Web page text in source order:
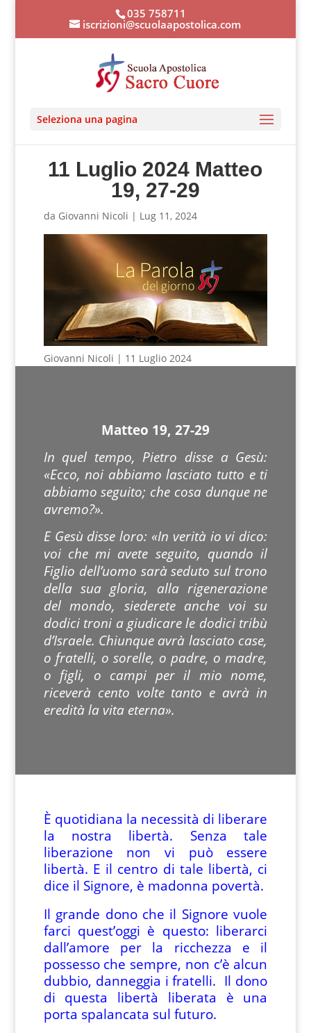
035 758711
iscrizioni@scuolaapostolica.com
Seleziona una pagina
11 Luglio 2024 Matteo
19, 27-29
da Giovanni Nicoli | Lug 11, 2024
Giovanni Nicoli | 11 Luglio 2024
Matteo 19, 27-29
In quel tempo, Pietro disse a Gesù:
«Ecco, noi abbiamo lasciato tutto e ti
abbiamo seguito; che cosa dunque ne
avremo?».
E Gesù disse loro: «In verità io vi dico:
voi che mi avete seguito, quando il
Figlio dell’uomo sarà seduto sul trono
della sua gloria, alla rigenerazione
del mondo, siederete anche voi su
dodici troni a giudicare le dodici tribù
d’Israele. Chiunque avrà lasciato case,
o fratelli, o sorelle, o padre, o madre,
o figli, o campi per il mio nome,
riceverà cento volte tanto e avrà in
eredità la vita eterna».
È quotidiana la necessità di liberare
la nostra libertà. Senza tale
liberazione non vi può essere
libertà. E il centro di tale libertà, ci
dice il Signore, è madonna povertà.
Il grande dono che il Signore vuole
farci quest’oggi è questo: liberarci
dall’amore per la ricchezza e il
possesso che sempre, non c’è alcun
dubbio, danneggia i fratelli. Il dono
di questa libertà liberata è una
porta spalancata sul futuro.